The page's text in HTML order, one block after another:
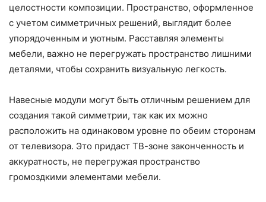
целостности композиции. Пространство, оформленное
с учетом симметричных решений, выглядит более
упорядоченным и уютным. Расставляя элементы
мебели, важно не перегружать пространство лишними
деталями, чтобы сохранить визуальную легкость.
Навесные модули могут быть отличным решением для
создания такой симметрии, так как их можно
расположить на одинаковом уровне по обеим сторонам
от телевизора. Это придаст ТВ-зоне законченность и
аккуратность, не перегружая пространство
громоздкими элементами мебели.